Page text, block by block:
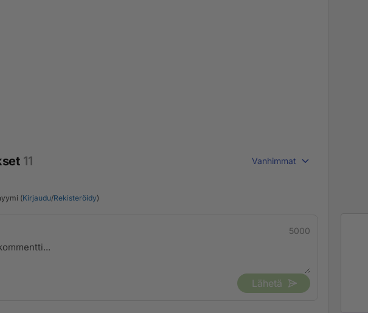
11 Vanhimmat
(Kirjaudu/Rekisteröidy)
5000
Lähetä